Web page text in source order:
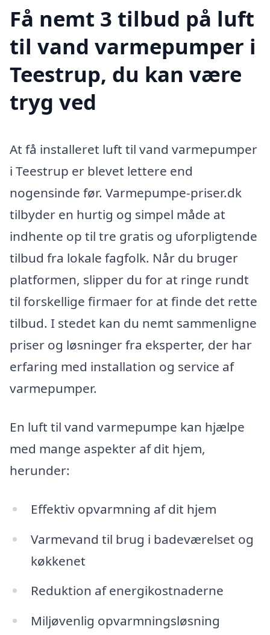
Få nemt 3 tilbud på luft
til vand varmepumper i
Teestrup, du kan være
tryg ved
At få installeret luft til vand varmepumper
i Teestrup er blevet lettere end
nogensinde før. Varmepumpe-priser.dk
tilbyder en hurtig og simpel måde at
indhente op til tre gratis og uforpligtende
tilbud fra lokale fagfolk. Når du bruger
platformen, slipper du for at ringe rundt
til forskellige firmaer for at finde det rette
tilbud. I stedet kan du nemt sammenligne
priser og løsninger fra eksperter, der har
erfaring med installation og service af
varmepumper.
En luft til vand varmepumpe kan hjælpe
med mange aspekter af dit hjem,
herunder:
Effektiv opvarmning af dit hjem
Varmevand til brug i badeværelset og
køkkenet
Reduktion af energikostnaderne
Miljøvenlig opvarmningsløsning